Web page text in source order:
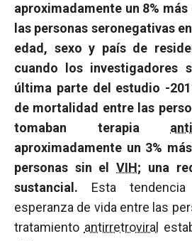
aproximadamente un 8%
las personas seronegativas
edad, sexo y país de
cuando los investigadores
última parte del estudio -
de mortalidad entre las
tomaban terapia
aproximadamente un 3%
personas sin elVIH; una
sustancial. Esta
esperanza de vida entre las
tratamiento antirretroviral